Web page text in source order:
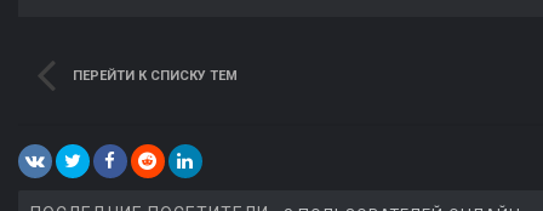
ПЕРЕЙТИ К СПИСКУ ТЕМ